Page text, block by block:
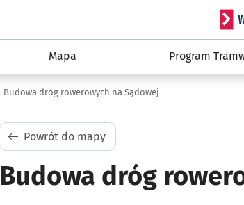
Mapa Program
Budowa dróg rowerowych na Sądowej
Powrót do mapy
Budowa dróg